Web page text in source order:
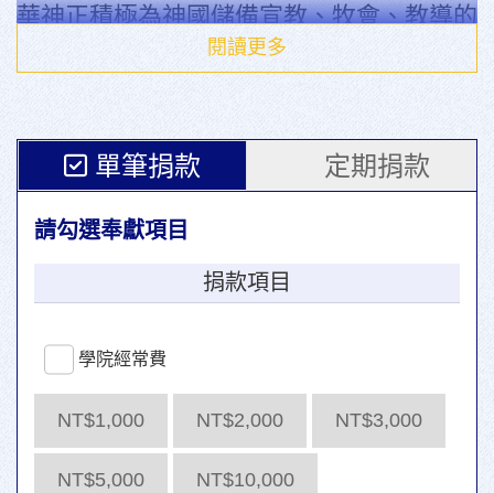
華神正積極為神國儲備宣教、牧會、教導的
人才，同時也為全球華人教會提供與培養神
學教育師資。期待施恩的主感動您，為華神
們攜手同工，同心擴展神國。
我們正在號召1350位願意為華神每月定額
奉獻的同行者，若您有感動為華神推動神學
教育事工奉獻，可透過信用卡授權長期小額
心，也願主賜福您手所做的工。
戴繼宗 敬上
中華福音神學院院長
閱讀更多
單筆捐款 定期捐款
請勾選奉獻項目
捐款項目
學院經常費
NT$1,000 NT$2,000 NT$3,000
NT$5,000 NT$10,000